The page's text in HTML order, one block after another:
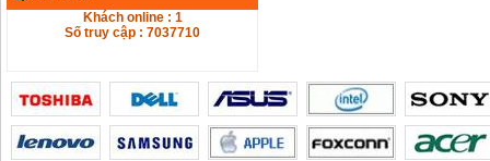
Khách online : 1
Số truy cập : 7037710